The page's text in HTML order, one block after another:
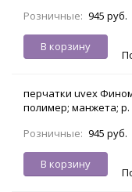
Розничные: 945 руб.
В корзину
перчатки uvex
полимер; манжета; р.
Розничные: 945 руб.
В корзину